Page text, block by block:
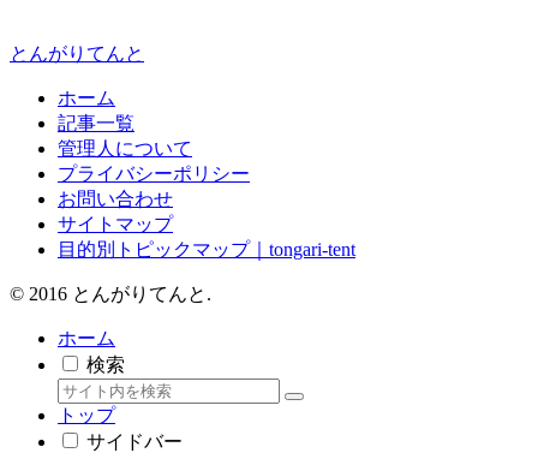
とんがりてんと
ホーム
記事一覧
管理人について
プライバシーポリシー
お問い合わせ
サイトマップ
目的別トピックマップ｜tongari-tent
© 2016 とんがりてんと.
ホーム
検索
トップ
サイドバー